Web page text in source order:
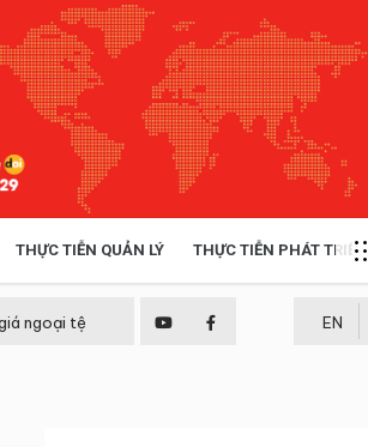
THỰC TIỄN QUẢN LÝ THỰC TIỄN PHÁT TRIỂN
ngoại tệ EN